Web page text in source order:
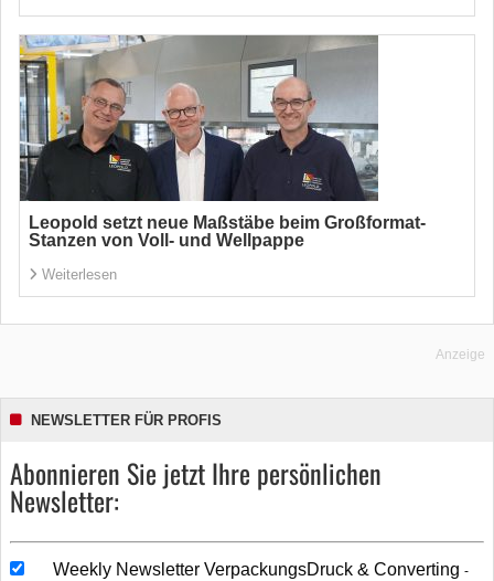
Leopold setzt neue Maßstäbe beim Großformat-
Stanzen von Voll- und Wellpappe
Weiterlesen
Anzeige
NEWSLETTER FÜR PROFIS
Abonnieren Sie jetzt Ihre persönlichen
Newsletter:
Weekly Newsletter VerpackungsDruck & Converting